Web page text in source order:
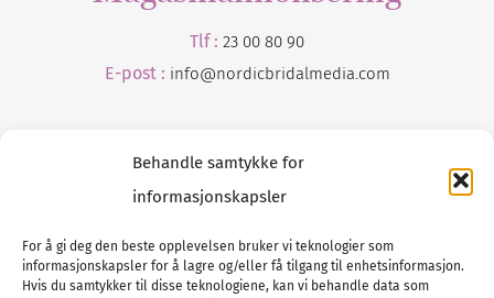
Behandle samtykke for
informasjonskapsler
For å gi deg den beste opplevelsen bruker vi teknologier som
informasjonskapsler for å lagre og/eller få tilgang til enhetsinformasjon.
Hvis du samtykker til disse teknologiene, kan vi behandle data som
Tlf : 23 00 80 90
E-post : info@nordicbridalmedia.com
Tlf :23 00 80 90